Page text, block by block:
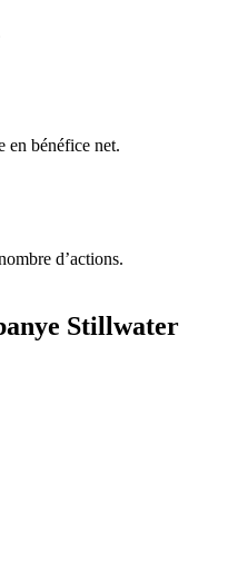
en bénéfice net.
d’actions.
Stillwater